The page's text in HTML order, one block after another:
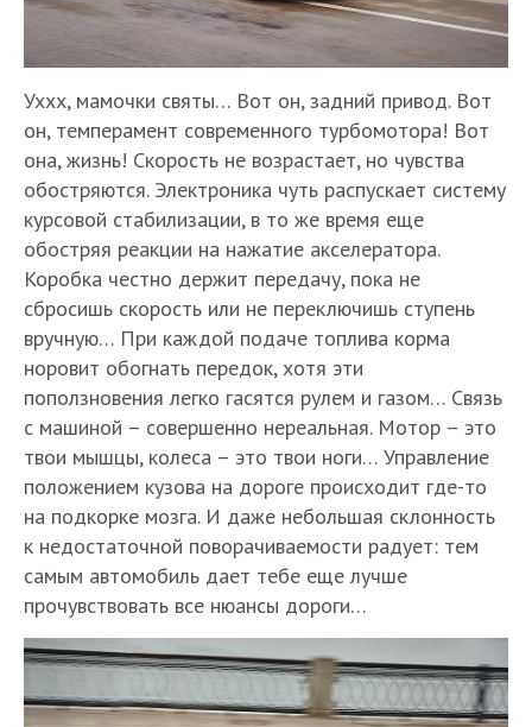
Уххх, мамочки святы… Вот он, задний привод. Вот
он, темперамент современного турбомотора! Вот
она, жизнь! Скорость не возрастает, но чувства
обостряются. Электроника чуть распускает систему
курсовой стабилизации, в то же время еще
обостряя реакции на нажатие акселератора.
Коробка честно держит передачу, пока не
сбросишь скорость или не переключишь ступень
вручную… При каждой подаче топлива корма
норовит обогнать передок, хотя эти
поползновения легко гасятся рулем и газом… Связь
с машиной – совершенно нереальная. Мотор – это
твои мышцы, колеса – это твои ноги… Управление
положением кузова на дороге происходит где-то
на подкорке мозга. И даже небольшая склонность
к недостаточной поворачиваемости радует: тем
самым автомобиль дает тебе еще лучше
прочувствовать все нюансы дороги…